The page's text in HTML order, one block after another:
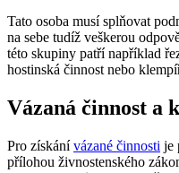
Tato osoba musí splňovat
na sebe tudíž veškerou
této skupiny patří například
hostinská činnost nebo
Vázaná činnost a
Pro získánívázané činnosti je
přílohou živnostenského